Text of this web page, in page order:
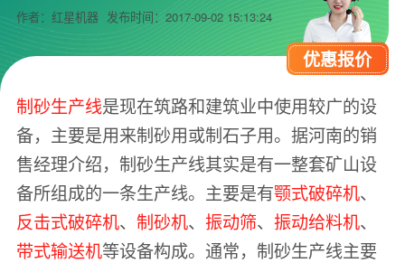
作者：红星机器 发布时间：2017-09-02 15:13:24
优惠报价
制砂生产线是现在筑路和建筑业中使用较广的设
备，主要是用来制砂用或制石子用。据河南的销
售经理介绍，制砂生产线其实是有一整套矿山设
备所组成的一条生产线。主要是有颚式破碎机、
反击式破碎机、 制砂机、 振动筛、 振动给料机、
带式输送机等设备构成。通常，制砂生产线主要